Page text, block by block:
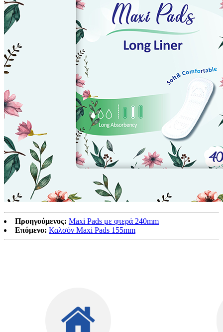
Προηγούμενος: Maxi Pads με φτερά 240mm
Επόμενο: Καλσόν Maxi Pads 155mm